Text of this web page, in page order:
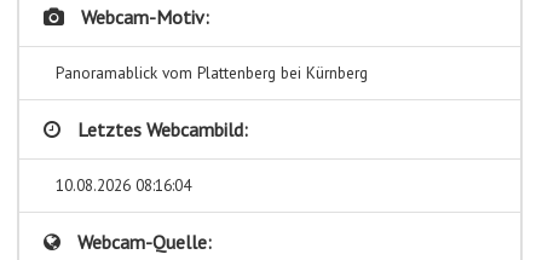
Webcam-Motiv:
Panoramablick vom Plattenberg bei Kürnberg
Letztes Webcambild:
10.08.2026 08:16:04
Webcam-Quelle: